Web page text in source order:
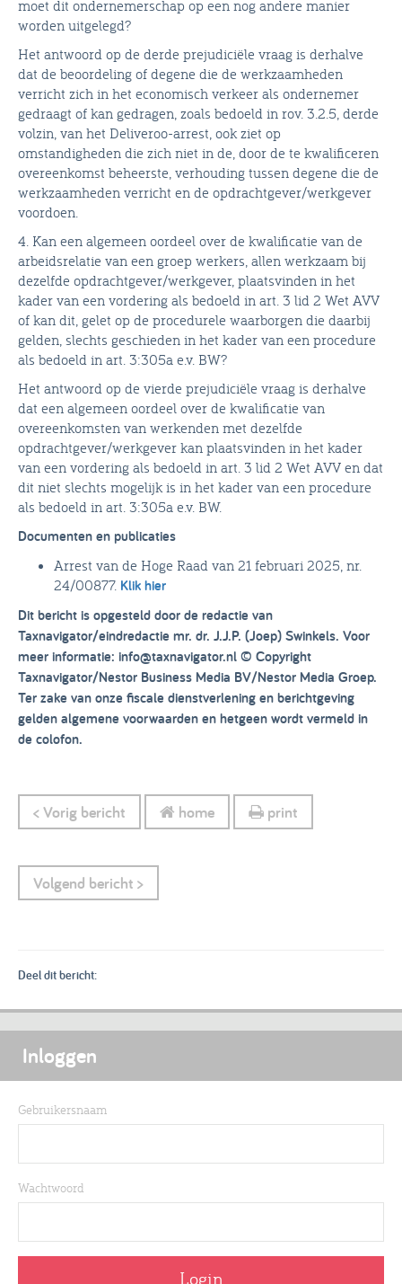
moet dit ondernemerschap op een nog andere manier
worden uitgelegd?
Het antwoord op de derde prejudiciële vraag is derhalve
dat de beoordeling of degene die de werkzaamheden
verricht zich in het economisch verkeer als ondernemer
gedraagt of kan gedragen, zoals bedoeld in rov. 3.2.5, derde
volzin, van het Deliveroo-arrest, ook ziet op
omstandigheden die zich niet in de, door de te kwalificeren
overeenkomst beheerste, verhouding tussen degene die de
werkzaamheden verricht en de opdrachtgever/werkgever
voordoen.
4. Kan een algemeen oordeel over de kwalificatie van de
arbeidsrelatie van een groep werkers, allen werkzaam bij
dezelfde opdrachtgever/werkgever, plaatsvinden in het
kader van een vordering als bedoeld in art. 3 lid 2 Wet AVV
of kan dit, gelet op de procedurele waarborgen die daarbij
gelden, slechts geschieden in het kader van een procedure
als bedoeld in art. 3:305a e.v. BW?
Het antwoord op de vierde prejudiciële vraag is derhalve
dat een algemeen oordeel over de kwalificatie van
overeenkomsten van werkenden met dezelfde
opdrachtgever/werkgever kan plaatsvinden in het kader
van een vordering als bedoeld in art. 3 lid 2 Wet AVV en dat
dit niet slechts mogelijk is in het kader van een procedure
als bedoeld in art. 3:305a e.v. BW.
Documenten en publicaties
Arrest van de Hoge Raad van 21 februari 2025, nr.
24/00877. Klik hier
Dit bericht is opgesteld door de redactie van
Taxnavigator/eindredactie mr. dr. J.J.P. (Joep) Swinkels. Voor
meer informatie: info@taxnavigator.nl© Copyright
Taxnavigator/Nestor Business Media BV/Nestor Media Groep.
Ter zake van onze fiscale dienstverlening en berichtgeving
gelden algemene voorwaarden en hetgeen wordt vermeld in
de colofon.
< Vorig bericht home print
Volgend bericht >
Deel dit bericht:
Inloggen
Gebruikersnaam
Wachtwoord